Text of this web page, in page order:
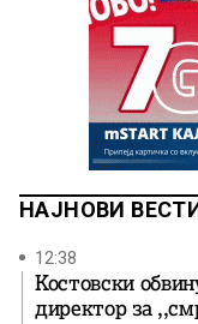
НАЈНОВИ
12:38
Костовски
директор за